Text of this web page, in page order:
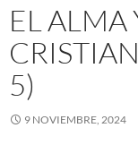
EL ALMA
5)
9 NOVIEMBRE, 2024